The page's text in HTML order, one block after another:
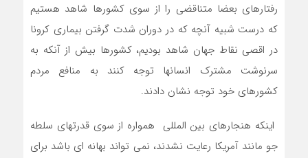
رفتارهای بعضا متناقضی را از سوی کشورها شاهد هستیم
که درست شبیه آنچه که در دوران شدت گرفتن بیماری کرونا
در اقصی نقاط جهان شاهد بودیم، کشورها بیش از آنکه به
سرنوشت مشترک انسانها توجه کنند به منافع مردم
کشورهای خود توجه نشان دادند.
اینکه هنجارهای بین المللی همواره از سوی قدرتهای سلطه
جو مانند آمریکا رعایت نشدند، نمی تواند بهانه ای باشد برای